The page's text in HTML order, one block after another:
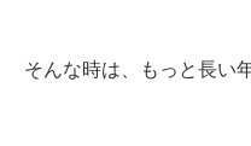
そんな時は、もっと長い